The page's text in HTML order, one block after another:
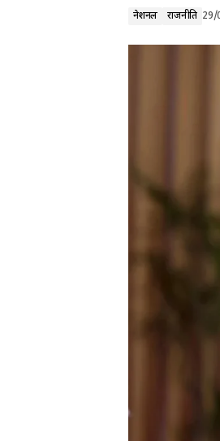
नेशनल राजनीति 29/